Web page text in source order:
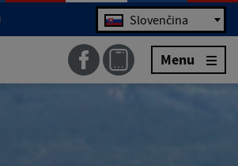
Jazyk Slovenčina
Menu